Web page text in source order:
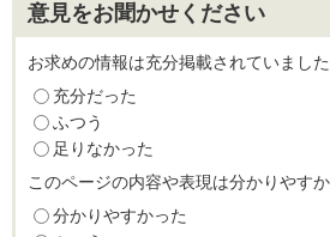
意見をお聞かせください
お求めの情報は充分掲載されていまし
充分だった
ふつう
足りなかった
このページの内容や表現は分かりやす
分かりやすかった